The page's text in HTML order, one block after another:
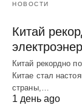
НОВОСТИ
Китай
Китай рекордно
Китае стал
страны,…
1 день ago